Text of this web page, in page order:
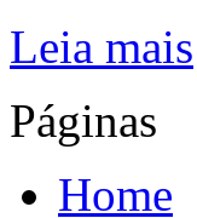
Leia mais
Páginas
Home